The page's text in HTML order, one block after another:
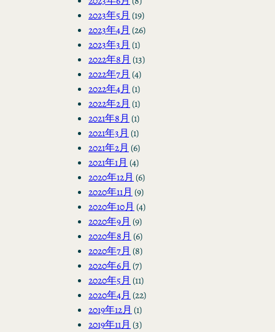
2023年5月 (19)
2023年4月 (26)
2023年3月 (1)
2022年8月 (13)
2022年7月 (4)
2022年4月 (1)
2022年2月 (1)
2021年8月 (1)
2021年3月 (1)
2021年2月 (6)
2021年1月 (4)
2020年12月 (6)
2020年11月 (9)
2020年10月 (4)
2020年9月 (9)
2020年8月 (6)
2020年7月 (8)
2020年6月 (7)
2020年5月 (11)
2020年4月 (22)
2019年12月 (1)
2019年11月 (3)